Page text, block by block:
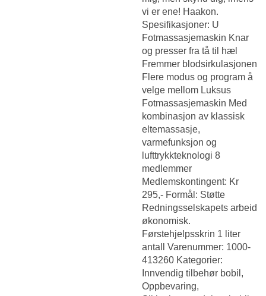
vi er ene! Haakon.
Spesifikasjoner: U
Fotmassasjemaskin Knar
og presser fra tå til hæl
Fremmer blodsirkulasjonen
Flere modus og program å
velge mellom Luksus
Fotmassasjemaskin Med
kombinasjon av klassisk
eltemassasje,
varmefunksjon og
lufttrykkteknologi 8
medlemmer
Medlemskontingent: Kr
295,- Formål: Støtte
Redningsselskapets arbeid
økonomisk.
Førstehjelpsskrin 1 liter
antall Varenummer: 1000-
413260 Kategorier:
Innvendig tilbehør bobil,
Oppbevaring,